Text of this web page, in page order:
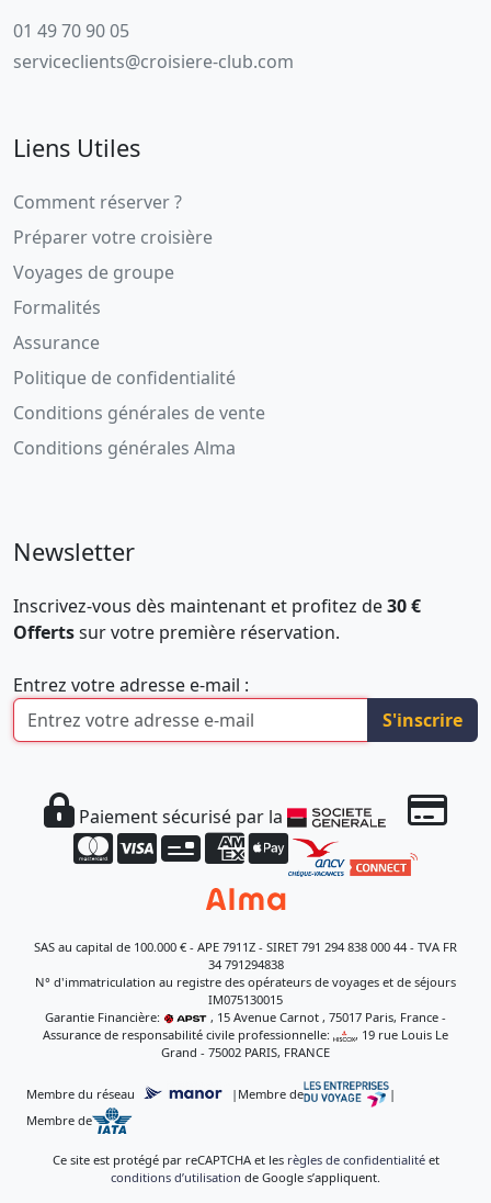
01 49 70 90 05
serviceclients@croisiere-club.com
Liens Utiles
Comment réserver ?
Préparer votre croisière
Voyages de groupe
Formalités
Assurance
Politique de confidentialité
Conditions générales de vente
Conditions générales Alma
Newsletter
Inscrivez-vous dès maintenant et profitez de30 €
Offertssur votre première réservation.
Entrez votre adresse e-mail :
S'inscrire
Paiement sécurisé par la
SAS au capital de 100.000 € - APE 7911Z - SIRET 791 294 838 000 44 - TVA FR
34 791294838
N° d'immatriculation au registre des opérateurs de voyages et de séjours
IM075130015
Garantie Financière:
, 15 Avenue Carnot , 75017 Paris, France -
Assurance de responsabilité civile professionnelle:
, 19 rue Louis Le
Grand - 75002 PARIS, FRANCE
Membre du réseau | Membre de
|
Membre de
Ce site est protégé par reCAPTCHA et les règles de confidentialitéet
conditions d’utilisation de Google s’appliquent.